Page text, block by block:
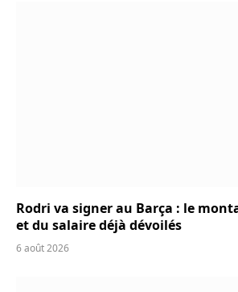
Rodri va signer au Barça : le
et du salaire déjà dévoilés
6 août 2026